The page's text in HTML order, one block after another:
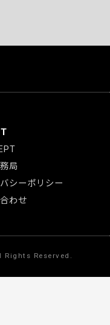
局
シーポリシー
わせ
Reserved.